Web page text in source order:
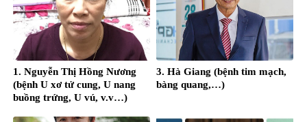
1. Nguyễn Thị Hồng Nương
(bệnh U xơ tử cung, U nang
buồng trứng, U vú, v.v…)
3. Hà Giang (bệnh tim mạch,
bàng quang,…)